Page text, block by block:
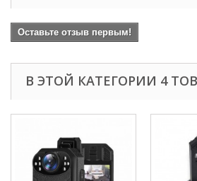
Оставьте отзыв первым!
В ЭТОЙ КАТЕГОРИИ 4